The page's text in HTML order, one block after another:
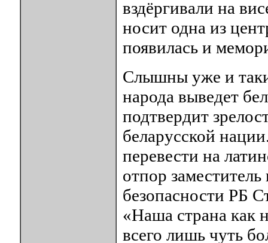
вздёргивали на
носит одна из
появилась и
Слышны уже и
народа выведет
подтвердит
беларусской
перевести на
отпор заместитель
безопасности РБ
«Наша страна как
всего лишь чуть